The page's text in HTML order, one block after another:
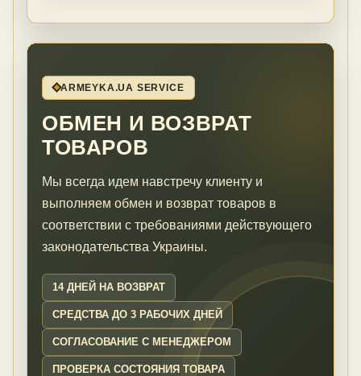
ARMEYKA.UA SERVICE
ОБМЕН И ВОЗВРАТ
ТОВАРОВ
Мы всегда идем навстречу клиенту и
выполняем обмен и возврат товаров в
соответствии с требованиями действующего
законодательства Украины.
14 ДНЕЙ НА ВОЗВРАТ
СРЕДСТВА ДО 3 РАБОЧИХ ДНЕЙ
СОГЛАСОВАНИЕ С МЕНЕДЖЕРОМ
ПРОВЕРКА СОСТОЯНИЯ ТОВАРА